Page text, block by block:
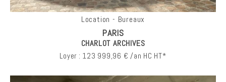
Location - Bureaux
PARIS
CHARLOT ARCHIVES
Loyer : 123 999,96 € /an HC HT*